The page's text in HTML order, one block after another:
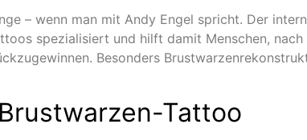
– wenn man mit Andy Engel spricht. Der
spezialisiert und hilft damit Menschen, nach
Besonders
Tattoo